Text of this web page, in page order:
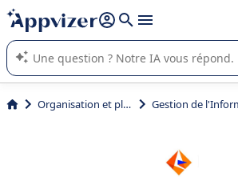
répondre (plusieurs lignes avec
L'IA de Appvizer vous guide dans l'utilisation
logiciel SaaS en entreprise.
Organisation et planification